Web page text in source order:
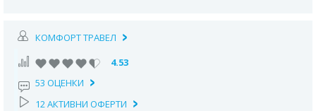
КОМФОРТ ТРАВЕЛ
4.53
53 ОЦЕНКИ
12 АКТИВНИ ОФЕРТИ